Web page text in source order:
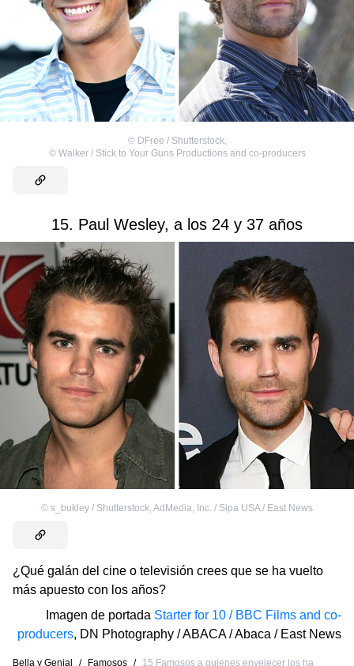
© DFree / Shutterstock,
© Walker / Stick to Your Guns Productions and co-producers
15. Paul Wesley, a los 24 y 37 años
© s_bukley / Shutterstock, AdМedia, Inc. / Sipa USA / East News
¿Qué galán del cine o televisión crees que se ha vuelto
más apuesto con los años?
Imagen de portada Starter for 10 / BBC Films and co-
producers, DN Photography / ABACA / Abaca / East News
Bella y Genial / Famosos / 15 Famosos a quienes envejecer los ha